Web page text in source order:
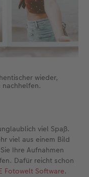
wieder,
nachhelfen.
viel Spaß.
viel aus einem Bild
Ihre Aufnahmen
Dafür reicht schon
Fotowelt Software.